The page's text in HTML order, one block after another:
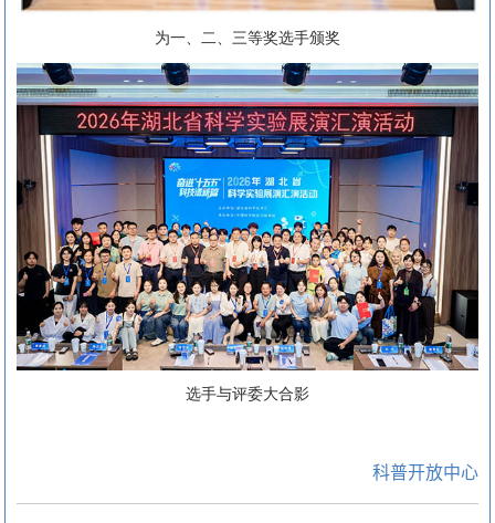
为一、二、三等奖选手颁奖
选手与评委大合影
科普开放中心